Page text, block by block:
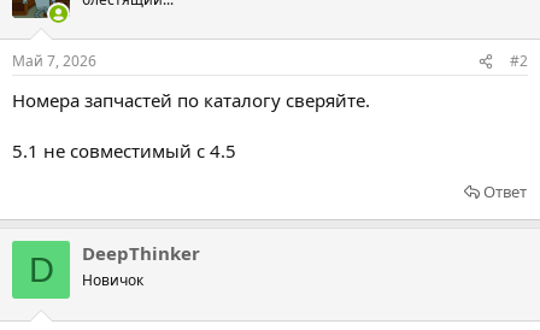
Май 7, 2026 #2
Номера запчастей по каталогу сверяйте.
5.1 не совместимый с 4.5
Ответ
D DeepThinker
Новичок